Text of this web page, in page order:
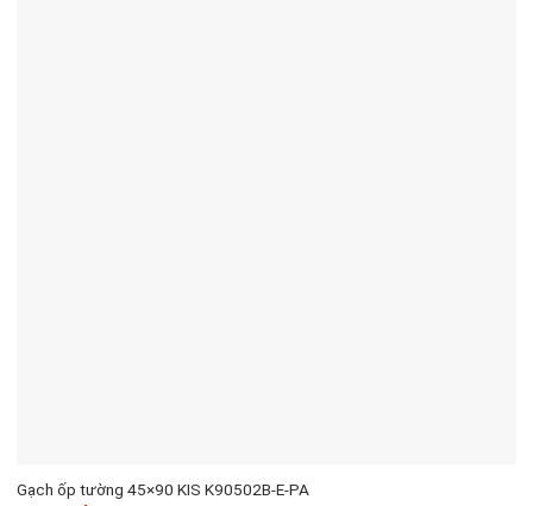
Gạch ốp tường 45×90 KIS K90502B-E-PA